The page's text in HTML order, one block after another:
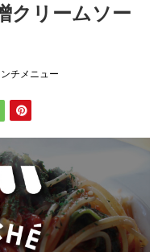
クリームソー
チメニュー